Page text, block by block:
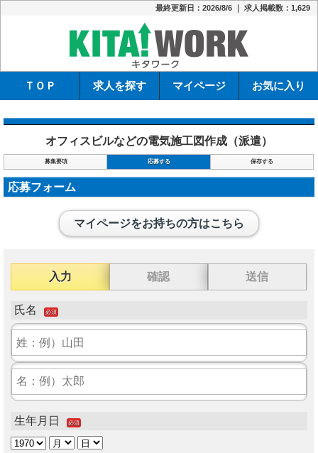
最終更新日：2026/8/6 ｜ 求人掲載数：1,629
ＴＯＰ 求人を探す マイページ お気に入り
オフィスビルなどの電気施工図作成（派遣）
募集要項 応募する 保存する
応募フォーム
マイページをお持ちの方はこちら
入力 確認 送信
氏名 必須
生年月日 必須